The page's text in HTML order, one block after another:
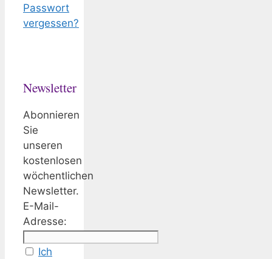
Passwort
vergessen?
Newsletter
Abonnieren
Sie
unseren
kostenlosen
wöchentlichen
Newsletter.
E-Mail-
Adresse:
Ich